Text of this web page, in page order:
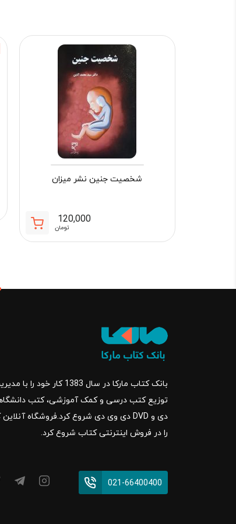
شخصیت جنین نشر میزان
120,000
تومان
بانک کتاب مارکا در سال
را در فروش اینترنتی کتاب شروع کرد.
021-66400400